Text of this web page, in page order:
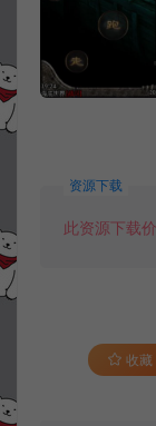
资源下载
此资源下载
收藏